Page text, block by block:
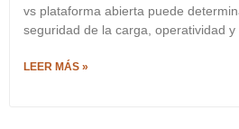
vs plataforma abierta puede
seguridad de la carga, operatividad y
LEER MÁS »